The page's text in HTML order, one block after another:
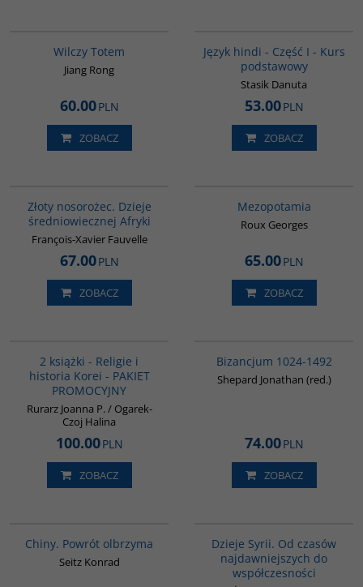
Wilczy Totem
Jiang Rong
60.00PLN
ZOBACZ
Język hindi - Część I - Kurs
podstawowy
Stasik Danuta
53.00PLN
ZOBACZ
Złoty nosorożec. Dzieje
średniowiecznej Afryki
François-Xavier Fauvelle
67.00PLN
ZOBACZ
Mezopotamia
Roux Georges
65.00PLN
ZOBACZ
2 książki - Religie i
historia Korei - PAKIET
PROMOCYJNY
Rurarz Joanna P. / Ogarek-
Czoj Halina
100.00PLN
ZOBACZ
Bizancjum 1024-1492
Shepard Jonathan (red.)
74.00PLN
ZOBACZ
Chiny. Powrót olbrzyma
Seitz Konrad
Dzieje Syrii. Od czasów
najdawniejszych do
współczesności